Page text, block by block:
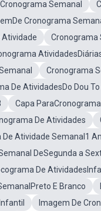
Semanal
Cronograma
Atividade
Cronograma
Cronograma
De AtividadesDo Dou To
Capa
De Atividades
De Atividade Semanal1
DeSegunda a
De
E Branco
Imagem De